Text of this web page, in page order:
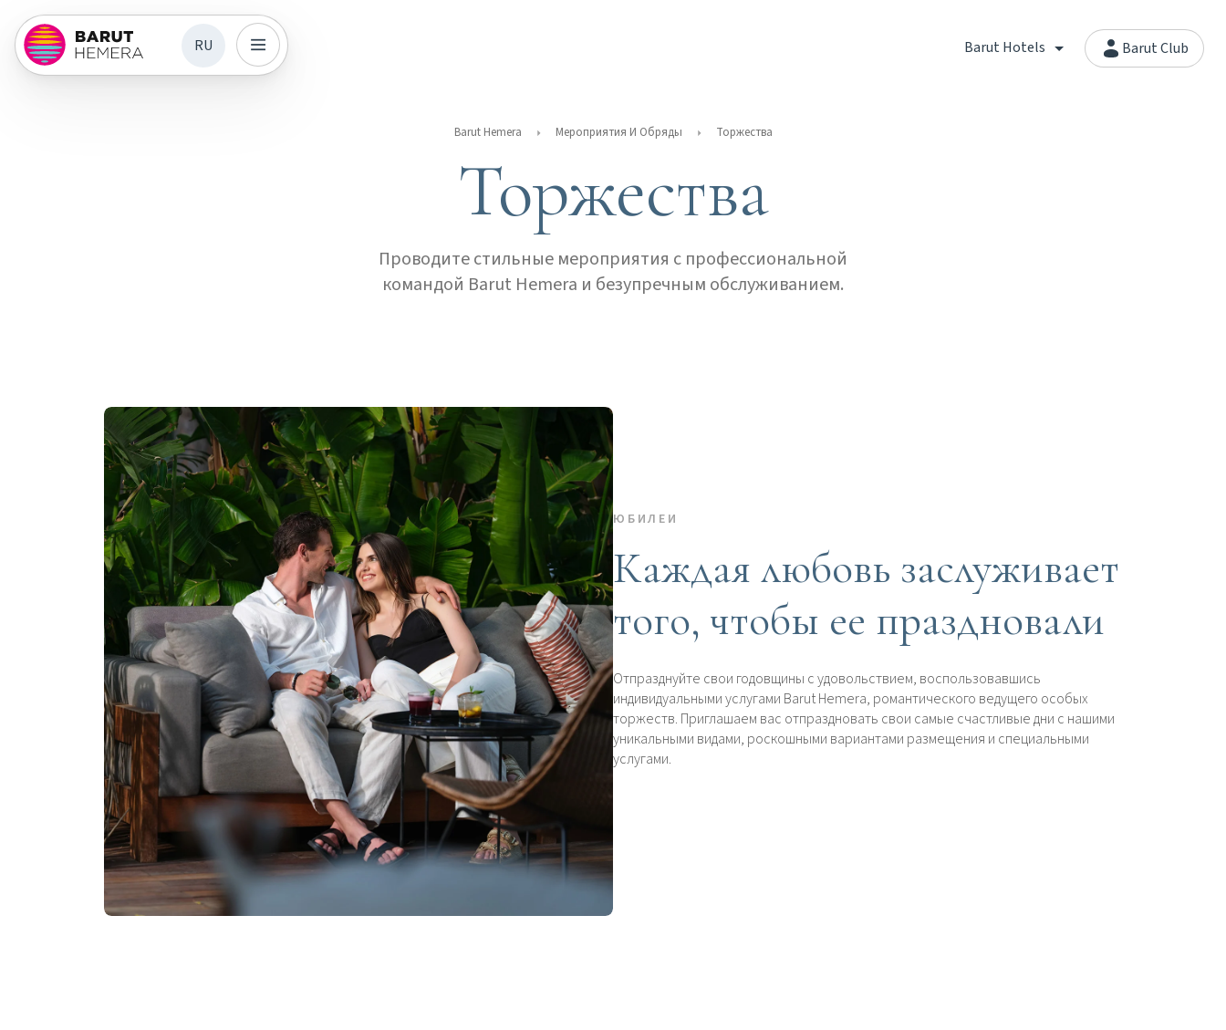
RU Barut Hotels Barut Club
Barut Hemera Мероприятия И Обряды Торжества
Торжества
Проводите стильные мероприятия с профессиональной
командой Barut Hemera и безупречным обслуживанием.
ЮБИЛЕИ
Каждая любовь заслуживает
того, чтобы ее праздновали
Отпразднуйте свои годовщины с удовольствием, воспользовавшись
индивидуальными услугами Barut Hemera, романтического ведущего особых
торжеств. Приглашаем вас отпраздновать свои самые счастливые дни с нашими
уникальными видами, роскошными вариантами размещения и специальными
услугами.